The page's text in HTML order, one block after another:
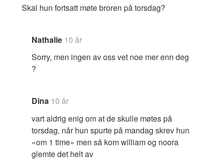
Skal hun fortsatt møte broren på torsdag?
Nathalie 10 år
Sorry, men ingen av oss vet noe mer enn deg
?
Dina 10 år
vart aldrig enig om at de skulle møtes på
torsdag. når hun spurte på mandag skrev hun
«om 1 time» men så kom william og noora
glemte det helt av